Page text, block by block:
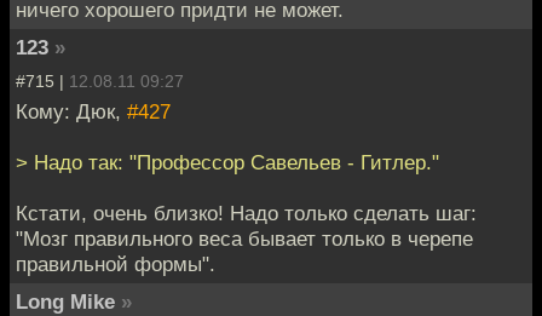
ничего хорошего придти не может.
123 »
#715 | 12.08.11 09:27
Кому: Дюк, #427
> Надо так: "Профессор Савельев - Гитлер."
Кстати, очень близко! Надо только сделать шаг:
"Мозг правильного веса бывает только в черепе
правильной формы".
Long Mike »